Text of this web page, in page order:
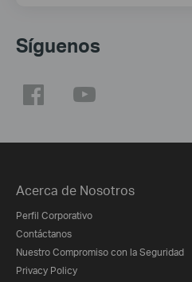
Síguenos
Acerca de Nosotros
Perfil Corporativo
Contáctanos
Nuestro Compromiso con la Seguridad
Privacy Policy